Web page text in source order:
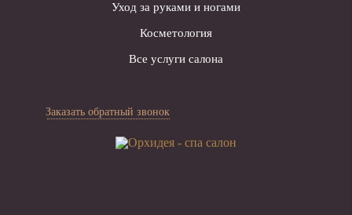
Уход за руками и ногами
Косметология
Все услуги салона
Заказать обратный звонок